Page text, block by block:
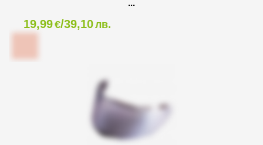
19,99€/39,10лв.